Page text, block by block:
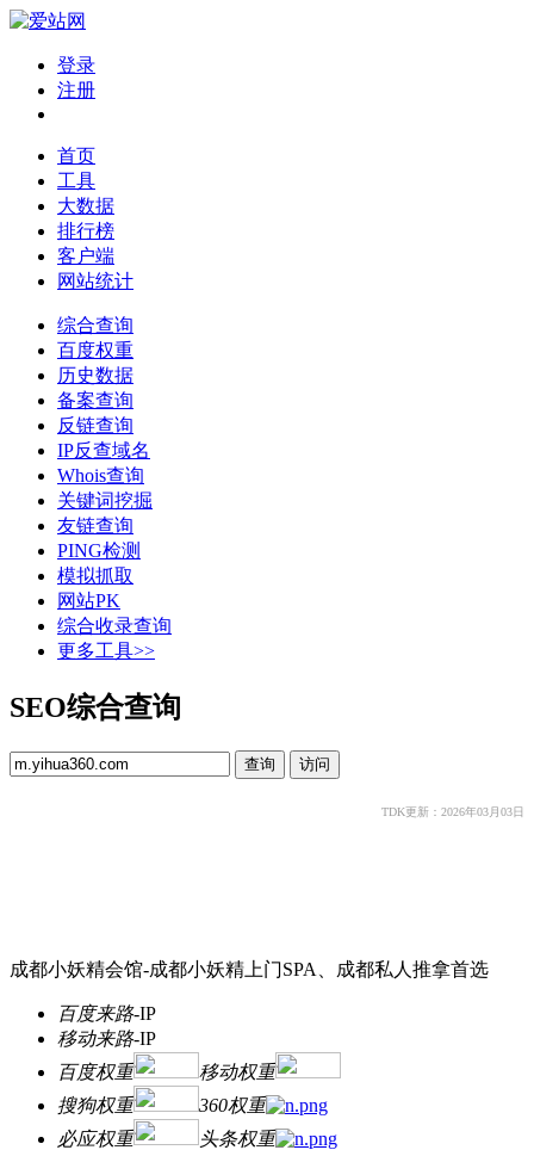
登录
注册
首页
工具
大数据
排行榜
客户端
网站统计
综合查询
百度权重
历史数据
备案查询
反链查询
IP反查域名
Whois查询
关键词挖掘
友链查询
PING检测
模拟抓取
网站PK
综合收录查询
更多工具>>
SEO综合查询
TDK更新：2026年03月03日
成都小妖精会馆-成都小妖精上门SPA、成都私人推拿首选
百度来路-IP
移动来路-IP
百度权重
移动权重
搜狗权重
360权重
必应权重
头条权重